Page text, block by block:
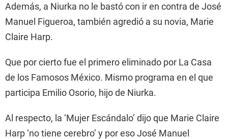
Además, a Niurka no le bastó con ir en contra de José
Manuel Figueroa, también agredió a su novia, Marie
Claire Harp.
Que por cierto fue el primero eliminado por La Casa
de los Famosos México. Mismo programa en el que
participa Emilio Osorio, hijo de Niurka.
Al respecto, la ‘Mujer Escándalo’ dijo que Marie Claire
Harp ‘no tiene cerebro’ y por eso José Manuel